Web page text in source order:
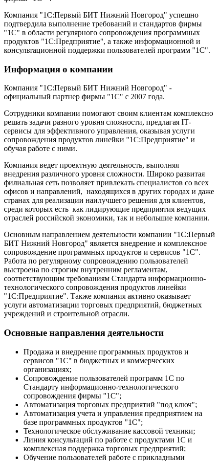
Компания "1С:Первый БИТ Нижний Новгород" успешно
подтвердила выполнение требований и стандартов фирмы
"1С" в области регулярного сопровождения программных
продуктов "1С:Предприятие", а также информационной и
консультационной поддержки пользователей программ "1С".
Информация о компании
Компания "1С:Первый БИТ Нижний Новгород" -
официальный партнер фирмы "1С" с 2007 года.
Сотрудники компании помогают своим клиентам комплексно
решать задачи разного уровня сложности, предлагая IТ-
сервисы для эффективного управления, оказывая услуги
сопровождения продуктов линейки "1С:Предприятие" и
обучая работе с ними.
Компания ведет проектную деятельность, выполняя
внедрения различного уровня сложности. Широко развитая
филиальная сеть позволяет привлекать специалистов со всех
офисов и направлений, находящихся в других городах и даже
странах для реализации наилучшего решения для клиентов,
среди которых есть как лидирующие предприятия ведущих
отраслей российской экономики, так и небольшие компании.
Основным направлением деятельности компании "1С:Первый
БИТ Нижний Новгород" является внедрение и комплексное
сопровождение программных продуктов и сервисов "1С".
Работа по регулярному сопровождению пользователей
выстроена по строгим внутренним регламентам,
соответствующим требованиям Стандарта информационно-
технологического сопровождения продуктов линейки
"1С:Предприятие". Также компания активно оказывает
услуги автоматизации торговых предприятий, бюджетных
учреждений и строительной отрасли.
Основные направления деятельности
Продажа и внедрение программных продуктов и
сервисов "1С" в бюджетных и коммерческих
организациях;
Сопровождение пользователей программ 1С по
Стандарту информационно-технологического
сопровождения фирмы "1С";
Автоматизация торговых предприятий "под ключ";
Автоматизация учета и управления предприятием на
базе программных продуктов "1С";
Технологическое обслуживание кассовой техники;
Линия консультаций по работе с продуктами 1С и
комплексная поддержка торговых предприятий;
Обучение пользователей работе с прикладными